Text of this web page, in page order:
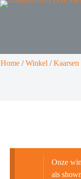
Home/Winkel /Kaarsen
Onze
als